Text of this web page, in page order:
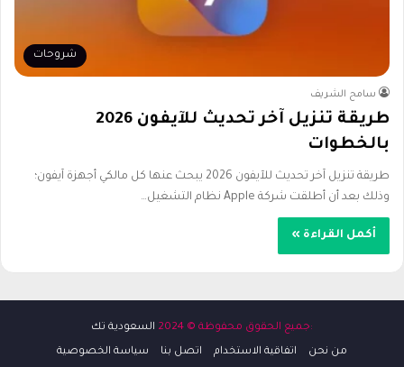
شروحات
سامح الشريف
طريقة تنزيل آخر تحديث للآيفون 2026
بالخطوات
طريقة تنزيل آخر تحديث للآيفون 2026 يبحث عنها كل مالكي أجهزة آيفون؛
وذلك بعد أن أطلقت شركة Apple نظام التشغيل…
أكمل القراءة »
:جميع الحقوق محفوظة © 2024 السعودية تك
من نحن اتفاقية الاستخدام اتصل بنا سياسة الخصوصية